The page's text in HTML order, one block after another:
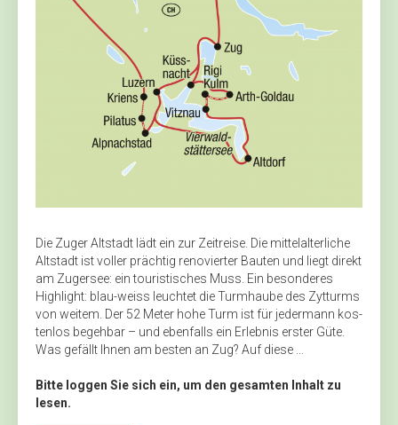
Die Zuger Altstadt lädt ein zur Zeitreise. Die mittelalterliche
Altstadt ist voller prächtig renovierter Bauten und liegt direkt
am Zugersee: ein touristisches Muss. Ein besonderes
Highlight: blau-weiss leuchtet die Turmhaube des Zytturms
von weitem. Der 52 Meter hohe Turm ist für jedermann kos-
tenlos begehbar – und ebenfalls ein Erlebnis erster Güte.
Was gefällt Ihnen am besten an Zug? Auf diese ...
Bitte loggen Sie sich ein, um den gesamten Inhalt zu
lesen.